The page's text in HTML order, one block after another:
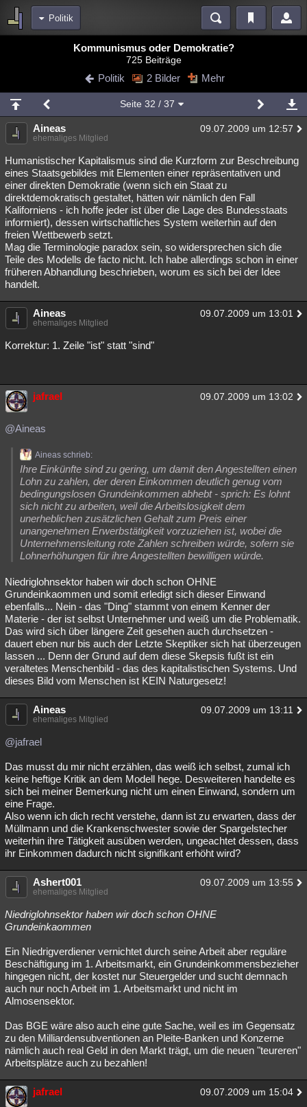
Politik
Blogs Videos
Chat Wiki Neuigkeiten
meine Rubriken
Menschen Mystery Kriminalfälle
Spiritualität Verschwörungen Technologie Ufologie
Natur Umfragen Unterhaltung
weitere Rubriken
Philosophie Träume Orte Esoterik Literatur
Astronomie Helpdesk Gruppen Gaming Filme
Musik
Übersichten
Besucht Teilgenommen
Lesenswert Schlüsselwörter
Kommunismus oder Demokratie?
725 Beiträge
Politik 2 Bilder Mehr
Seite 32 / 37
Aineas 09.07.2009 um 12:57
ehemaliges Mitglied
Humanistischer Kapitalismus sind die Kurzform zur Beschreibung
eines Staatsgebildes mit Elementen einer repräsentativen und
einer direkten Demokratie (wenn sich ein Staat zu
direktdemokratisch gestaltet, hätten wir nämlich den Fall
Kaliforniens - ich hoffe jeder ist über die Lage des Bundesstaats
informiert), dessen wirtschaftliches System weiterhin auf den
freien Wettbewerb setzt.
Mag die Terminologie paradox sein, so widersprechen sich die
Teile des Modells de facto nicht. Ich habe allerdings schon in einer
früheren Abhandlung beschrieben, worum es sich bei der Idee
handelt.
Aineas 09.07.2009 um 13:01
ehemaliges Mitglied
Korrektur: 1. Zeile "ist" statt "sind"
jafrael 09.07.2009 um 13:02
@Aineas
Aineas schrieb:
Ihre Einkünfte sind zu gering, um damit den Angestellten einen
Lohn zu zahlen, der deren Einkommen deutlich genug vom
bedingungslosen Grundeinkommen abhebt - sprich: Es lohnt
sich nicht zu arbeiten, weil die Arbeitslosigkeit dem
unerheblichen zusätzlichen Gehalt zum Preis einer
unangenehmen Erwerbstätigkeit vorzuziehen ist, wobei die
Unternehmensleitung rote Zahlen schreiben würde, sofern sie
Lohnerhöhungen für ihre Angestellten bewilligen würde.
Niedriglohnsektor haben wir doch schon OHNE
Grundeinkaommen und somit erledigt sich dieser Einwand
ebenfalls... Nein - das "Ding" stammt von einem Kenner der
Materie - der ist selbst Unternehmer und weiß um die Problematik.
Das wird sich über längere Zeit gesehen auch durchsetzen -
dauert eben nur bis auch der Letzte Skeptiker sich hat überzeugen
lassen ... Denn der Grund auf dem diese Skepsis fußt ist ein
veraltetes Menschenbild - das des kapitalistischen Systems. Und
dieses Bild vom Menschen ist KEIN Naturgesetz!
Aineas 09.07.2009 um 13:11
ehemaliges Mitglied
@jafrael
Das musst du mir nicht erzählen, das weiß ich selbst, zumal ich
keine heftige Kritik an dem Modell hege. Desweiteren handelte es
sich bei meiner Bemerkung nicht um einen Einwand, sondern um
eine Frage.
Also wenn ich dich recht verstehe, dann ist zu erwarten, dass der
Müllmann und die Krankenschwester sowie der Spargelstecher
weiterhin ihre Tätigkeit ausüben werden, ungeachtet dessen, dass
ihr Einkommen dadurch nicht signifikant erhöht wird?
Ashert001 09.07.2009 um 13:55
ehemaliges Mitglied
Niedriglohnsektor haben wir doch schon OHNE
Grundeinkaommen
Ein Niedrigverdiener vernichtet durch seine Arbeit aber reguläre
Beschäftigung im 1. Arbeitsmarkt, ein Grundeinkommensbezieher
hingegen nicht, der kostet nur Steuergelder und sucht demnach
auch nur noch Arbeit im 1. Arbeitsmarkt und nicht im
Almosensektor.
Das BGE wäre also auch eine gute Sache, weil es im Gegensatz
zu den Milliardensubventionen an Pleite-Banken und Konzerne
nämlich auch real Geld in den Markt trägt, um die neuen "teureren"
Arbeitsplätze auch zu bezahlen!
jafrael 09.07.2009 um 15:04